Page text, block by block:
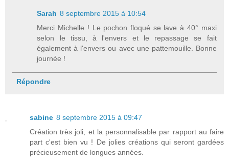
Sarah 8 septembre 2015 à 10:54
Merci Michelle ! Le pochon floqué se lave à 40° maxi
selon le tissu, à l'envers et le repassage se fait
également à l'envers ou avec une pattemouille. Bonne
journée !
Répondre
sabine 8 septembre 2015 à 09:47
Création très joli, et la personnalisable par rapport au faire
part c'est bien vu ! De jolies créations qui seront gardées
précieusement de longues années.